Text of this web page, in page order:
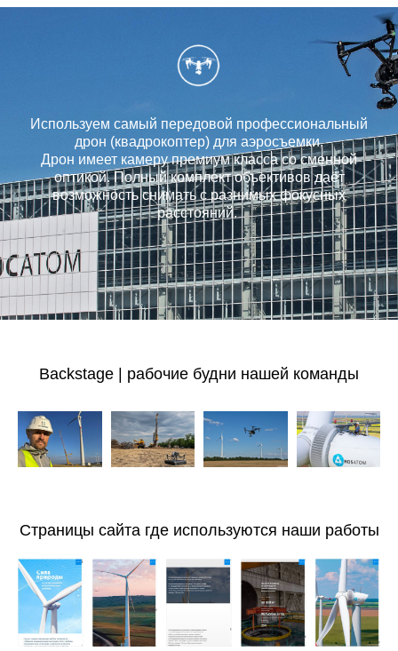
Используем самый передовой профессиональный
дрон (квадрокоптер) для аэросъемки.
Дрон имеет камеру премиум класса со сменной
оптикой. Полный комплект объективов даёт
возможность снимать с разнимых фокусных
расстояний.
Backstage | рабочие будни нашей команды
Страницы сайта где используются наши работы